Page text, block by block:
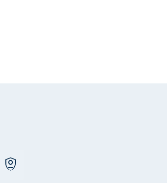
shield_person